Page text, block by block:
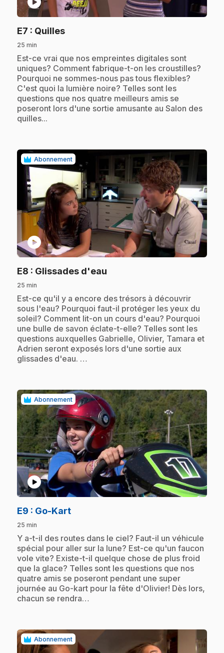
E7 : Quilles.
25 min
.Est-ce vrai que nos empreintes digitales sont
uniques? Comment fabrique-t-on les croustilles?
Pourquoi ne sommes-nous pas tous flexibles?
C'est quoi la lumière noire? Telles sont les
questions que nos quatre meilleurs amis se
poseront lors d'une sortie amusante au Salon des
quilles...
Abonnement
play_circle
E8 : Glissades d'eau
25 min
.Est-ce qu'il y a encore des trésors à découvrir
sous l'eau? Pourquoi faut-il protéger les yeux du
soleil? Comment lit-on un cours d'eau? Pourquoi
une bulle de savon éclate-t-elle? Telles sont les
questions auxquelles Gabrielle, Olivier, Tamara et
Adrien seront exposés lors d'une sortie aux
glissades d'eau. …
Abonnement
play_circle
E9 : Go-Kart.
25 min
.Y a-t-il des routes dans le ciel? Faut-il un véhicule
spécial pour aller sur la lune? Est-ce qu'un faucon
vole vite? Existe-t-il quelque chose de plus froid
que la glace? Telles sont les questions que nos
quatre amis se poseront pendant une super
journée au Go-kart pour la fête d'Olivier! Dès lors,
chacun se rendra…
Abonnement